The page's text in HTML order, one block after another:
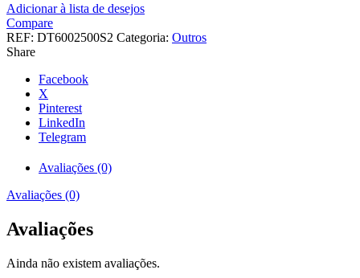
€2370,65.€1693,32.
Adicionar à lista de desejos
Compare
REF: DT6002500S2 Categoria: Outros
Share
Facebook
X
Pinterest
LinkedIn
Telegram
Avaliações (0)
Avaliações (0)
Avaliações
Ainda não existem avaliações.